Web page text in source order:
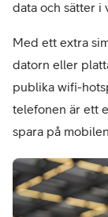
data och sätter i
Med ett extra
datorn eller
publika wifi-
telefonen är ett
spara på